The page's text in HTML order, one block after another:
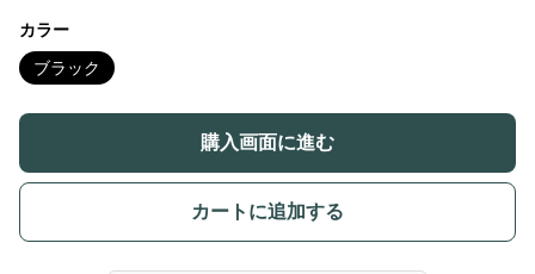
カラー
ブラック
購入画面に進む
カートに追加する